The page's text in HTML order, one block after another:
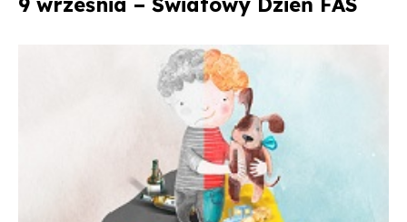
na
w
PDF
ze
na